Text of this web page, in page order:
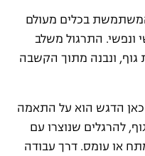
בכלים מעולם
ונפשי. התרגול משלב
גוף, ונבנה מתוך הקשבה
כאן הדגש הוא על התאמה
להרגלים שנוצרו עם
או עומס. דרך עבודה